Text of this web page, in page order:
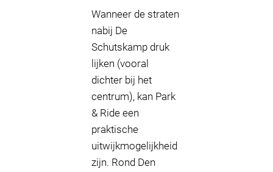
Wanneer de straten
nabij De
Schutskamp druk
lijken (vooral
dichter bij het
centrum), kan Park
& Ride een
praktische
uitwijkmogelijkheid
zijn. Rond Den